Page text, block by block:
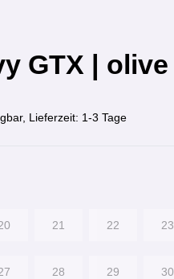
GTX | olive
Lieferzeit: 1-3 Tage
21 22 23
28 29 30